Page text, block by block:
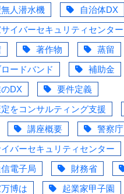
人潜水機
自治体DX
イバーセキュリティセンター
著作物 蒸留
ードバンド
補助金
DX
要件定義
をコンサルティング支援
講座概要
警察庁
バーセキュリティセンター
電子局
財務省
博は
起業家甲子園